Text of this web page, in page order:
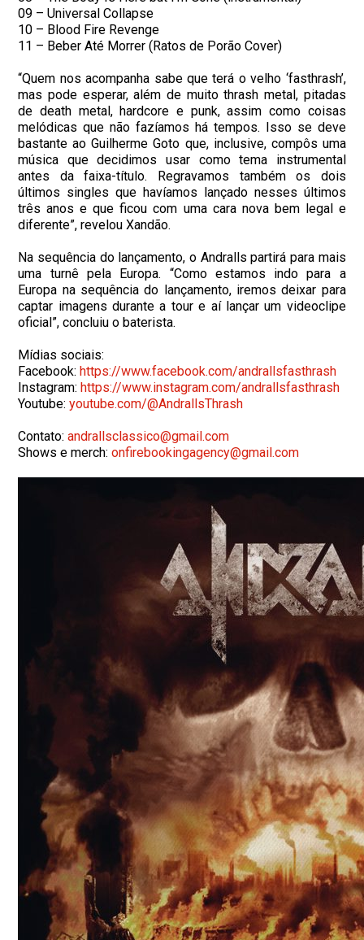
09 – Universal Collapse
10 – Blood Fire Revenge
11 – Beber Até Morrer (Ratos de Porão Cover)
“Quem nos acompanha sabe que terá o velho ‘fasthrash’,
mas pode esperar, além de muito thrash metal, pitadas
de death metal, hardcore e punk, assim como coisas
melódicas que não fazíamos há tempos. Isso se deve
bastante ao Guilherme Goto que, inclusive, compôs uma
música que decidimos usar como tema instrumental
antes da faixa-título. Regravamos também os dois
últimos singles que havíamos lançado nesses últimos
três anos e que ficou com uma cara nova bem legal e
diferente”, revelou Xandão.
Na sequência do lançamento, o Andralls partirá para mais
uma turnê pela Europa. “Como estamos indo para a
Europa na sequência do lançamento, iremos deixar para
captar imagens durante a tour e aí lançar um videoclipe
oficial”, concluiu o baterista.
Mídias sociais:
Facebook:https://www.facebook.com/andrallsfasthrash
Instagram:https://www.instagram.com/andrallsfasthrash
Youtube:youtube.com/@AndrallsThrash
Contato:andrallsclassico@gmail.com
Shows e merch:onfirebookingagency@gmail.com